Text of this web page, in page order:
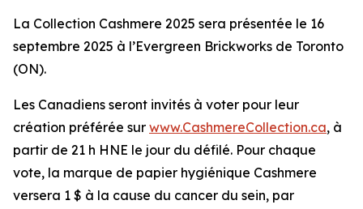
La Collection Cashmere 2025 sera présentée le 16
septembre 2025 à l’Evergreen Brickworks de Toronto
(ON).
Les Canadiens seront invités à voter pour leur
création préférée sur www.CashmereCollection.ca, à
partir de 21 h HNE le jour du défilé. Pour chaque
vote, la marque de papier hygiénique Cashmere
versera 1 $ à la cause du cancer du sein, par